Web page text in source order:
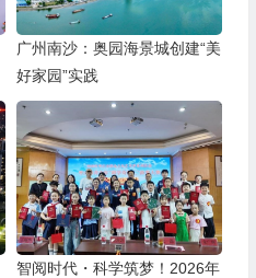
广州南沙：奥园海景城创建“美
好家园”实践
智阅时代・科学筑梦！2026年